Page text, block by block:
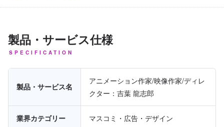
製品・サービス仕様
SPECIFICATION
製品・サービス名
アニメーション作家/映像作家/ディレ
クター：吉葉 龍志郎
業界カテゴリー マスコミ・広告・デザイン